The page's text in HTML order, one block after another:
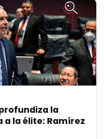
la
a la élite: Ramírez